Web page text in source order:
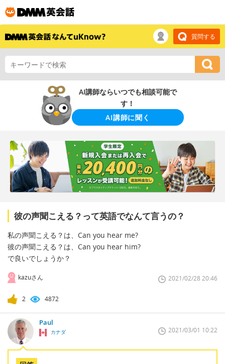
質問する
AI講師ならいつでも相談可能で
す！
AI講師に聞く
彼の声聞こえる？って英語でなんて言うの？
私の声聞こえる？は、Can you hear me?
彼の声聞こえる？は、Can you hear him?
で良いでしょうか？
kazuさん 2021/02/28 20:46
2 4872
Paul
カナダ 2021/03/01 10:22